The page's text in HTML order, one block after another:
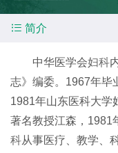
 简介
中华医学会妇科
志》编委。1967年毕
1981年山东医科大学
著名教授江森，1981
科从事医疗、教学、